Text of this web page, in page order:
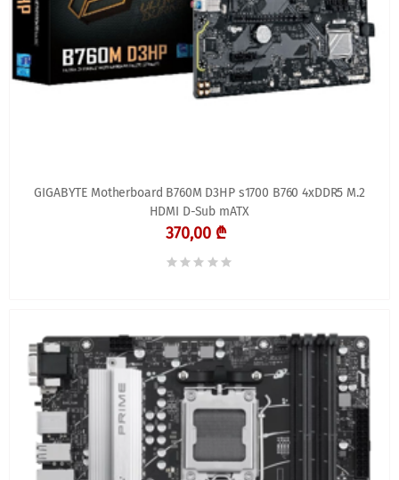
GIGABYTE Motherboard B760M D3HP s1700 B760 4xDDR5 M.2
HDMI D-Sub mATX
370,00 ₾